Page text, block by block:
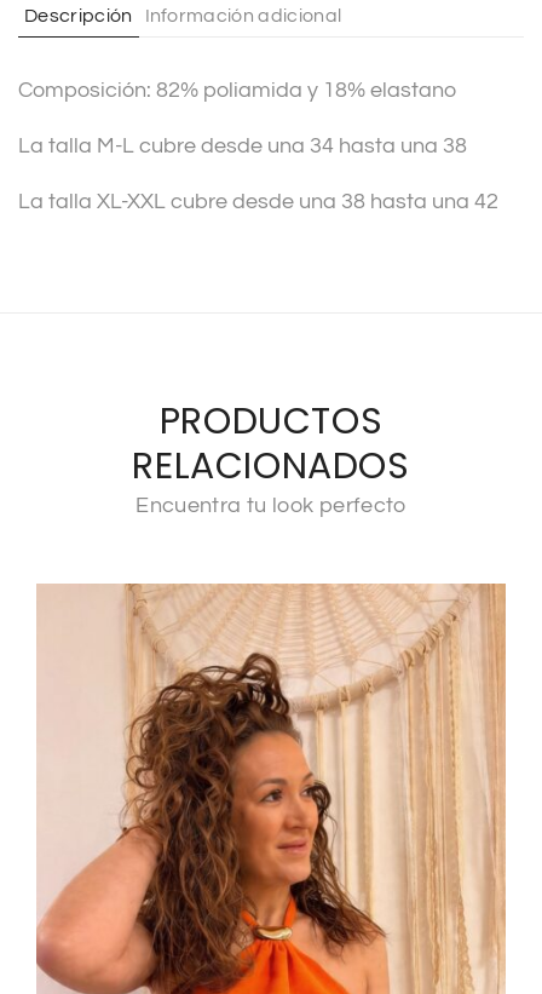
i
e
:
Descripción Información adicional
Composición: 82% poliamida y 18% elastano
La talla M-L cubre desde una 34 hasta una 38
La talla XL-XXL cubre desde una 38 hasta una 42
PRODUCTOS
RELACIONADOS
Encuentra tu look perfecto